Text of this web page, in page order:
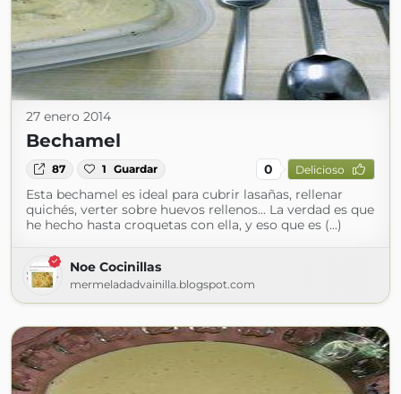
27 enero 2014
Bechamel
87 1 Guardar 0 Delicioso
Esta bechamel es ideal para cubrir lasañas, rellenar
quichés, verter sobre huevos rellenos... La verdad es que
he hecho hasta croquetas con ella, y eso que es (...)
Noe Cocinillas
mermeladadvainilla.blogspot.com